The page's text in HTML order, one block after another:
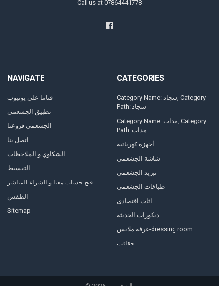
Call us at 07864441778
NAVIGATE
قناتنا على يوتيوب
تطبيق الجشعمي
الجشعمي فروعنا
اتصل بنا
الشكاوي و الملاحظات
التقسيط
فتح حساب معنا و الشراء المباشر
الطقس
Sitemap
CATEGORIES
Category Name: سجاد, Category
Path: سجاد
Category Name: مدات, Category
Path: مدات
أجهزة كهربائية
شاشة الجشعمي
تبريد الجشعمي
طباخات الجشعمي
اثاث اقتصادي
ديكورات الحديثة
غرفة ملابس-dressing room
حقائب